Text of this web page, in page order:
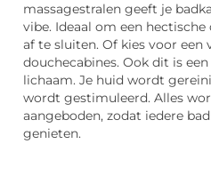
massagestralen geeft je
vibe. Ideaal om een
af te sluiten. Of kies voor een
douchecabines. Ook dit is
lichaam. Je huid wordt
wordt gestimuleerd. Alles
aangeboden, zodat iedere
genieten.